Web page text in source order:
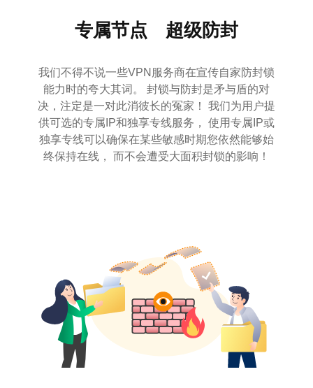
专属节点 超级防封
我们不得不说一些VPN服务商在宣传自家防封锁
能力时的夸大其词。 封锁与防封是矛与盾的对
决，注定是一对此消彼长的冤家！ 我们为用户提
供可选的专属IP和独享专线服务， 使用专属IP或
独享专线可以确保在某些敏感时期您依然能够始
终保持在线， 而不会遭受大面积封锁的影响！